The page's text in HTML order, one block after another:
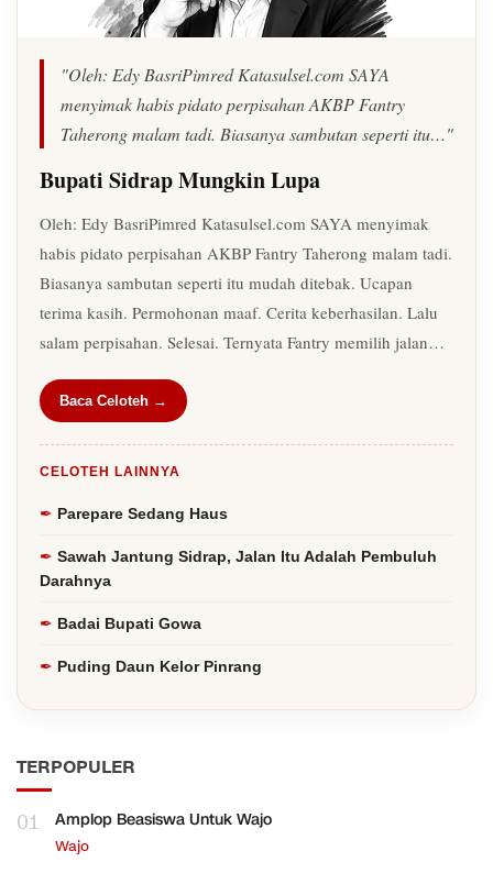
"Oleh: Edy BasriPimred Katasulsel.com SAYA
menyimak habis pidato perpisahan AKBP Fantry
Taherong malam tadi. Biasanya sambutan seperti itu…"
Bupati Sidrap Mungkin Lupa
Oleh: Edy BasriPimred Katasulsel.com SAYA menyimak
habis pidato perpisahan AKBP Fantry Taherong malam tadi.
Biasanya sambutan seperti itu mudah ditebak. Ucapan
terima kasih. Permohonan maaf. Cerita keberhasilan. Lalu
salam perpisahan. Selesai. Ternyata Fantry memilih jalan…
Baca Celoteh →
CELOTEH LAINNYA
Parepare Sedang Haus
Sawah Jantung Sidrap, Jalan Itu Adalah Pembuluh
Darahnya
Badai Bupati Gowa
Puding Daun Kelor Pinrang
TERPOPULER
01 Amplop Beasiswa Untuk Wajo
Wajo